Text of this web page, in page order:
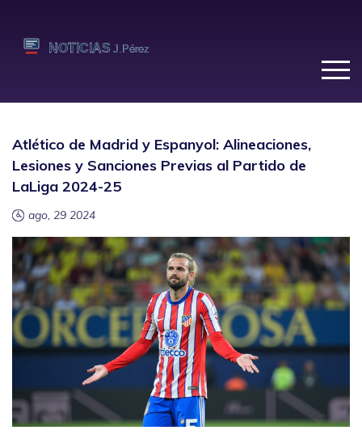
Atlético de Madrid y Espanyol: Alineaciones,
Lesiones y Sanciones Previas al Partido de
LaLiga 2024-25
ago, 29 2024